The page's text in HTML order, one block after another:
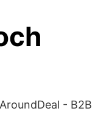
- B2B